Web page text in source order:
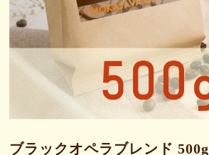
ブラックオペラブレンド 500g